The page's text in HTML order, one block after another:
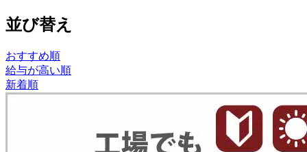
並び替え
おすすめ順
給与が高い順
新着順